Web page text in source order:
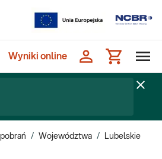
Wyniki online
/ Województwa /
Lubelskie